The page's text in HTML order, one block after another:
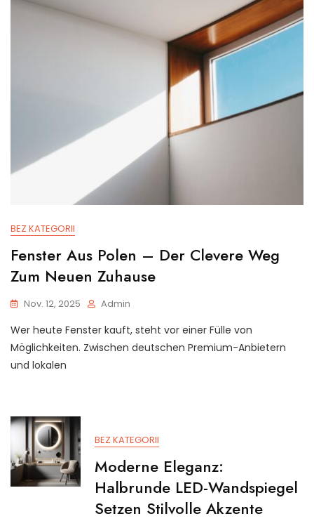
BEZ KATEGORII
Fenster Aus Polen – Der Clevere Weg
Zum Neuen Zuhause
Nov. 12, 2025 Admin
Wer heute Fenster kauft, steht vor einer Fülle von
Möglichkeiten. Zwischen deutschen Premium-Anbietern
und lokalen
BEZ KATEGORII
Moderne Eleganz:
Halbrunde LED-Wandspiegel
Setzen Stilvolle Akzente